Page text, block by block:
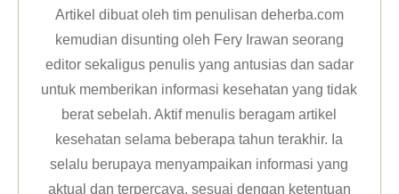
Artikel dibuat oleh tim penulisan deherba.com
kemudian disunting oleh Fery Irawan seorang
editor sekaligus penulis yang antusias dan sadar
untuk memberikan informasi kesehatan yang tidak
berat sebelah. Aktif menulis beragam artikel
kesehatan selama beberapa tahun terakhir. Ia
selalu berupaya menyampaikan informasi yang
aktual dan terpercaya, sesuai dengan ketentuan